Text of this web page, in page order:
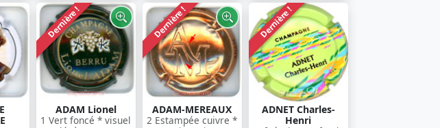
Dernière !
ADAM Lionel
1 Vert foncé * visuel
Dernière !
ADAM-MEREAUX
2 Estampée cuivre *
Dernière !
ADNET Charles-
Henri